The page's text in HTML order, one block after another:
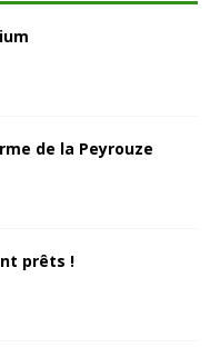
de la Peyrouze
prêts !